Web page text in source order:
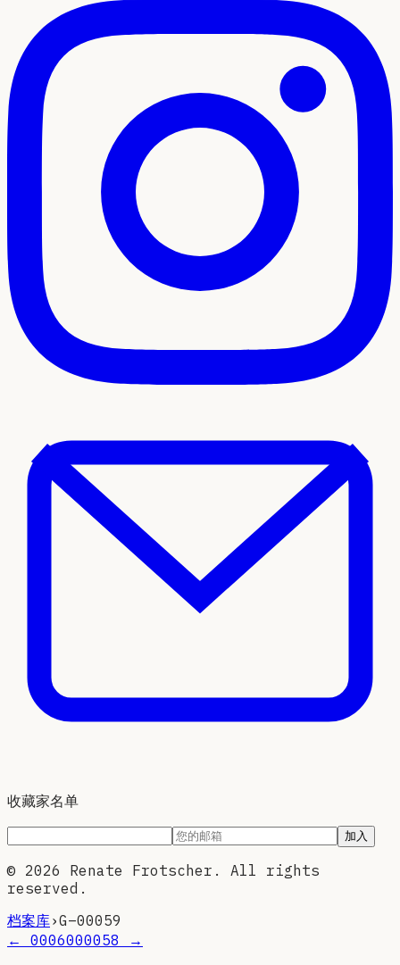
收藏家名单
加入
© 2026 Renate Frotscher. All rights
reserved.
档案库›G–00059
← 0006000058 →